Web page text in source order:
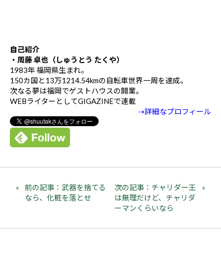
自己紹介
・周藤 卓也（しゅうとう たくや）
1983年 福岡県生まれ。
150カ国と13万1214.54kmの自転車世界一周を達成。
次なる夢は福岡でゲストハウスの開業。
WEBライターとしてGIGAZINEで連載
⇢詳細なプロフィール
前の記事：武器を捨てる
なら、化粧を落とせ
次の記事：チャリダー王
は無理だけど、チャリダ
ーマンくらいなら